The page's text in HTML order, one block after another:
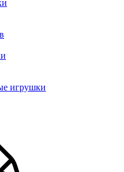
игрушки